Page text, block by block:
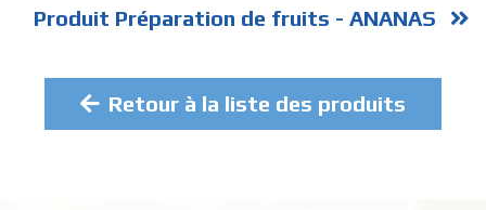
Produit Préparation de fruits - ANANAS
Retour à la liste des produits